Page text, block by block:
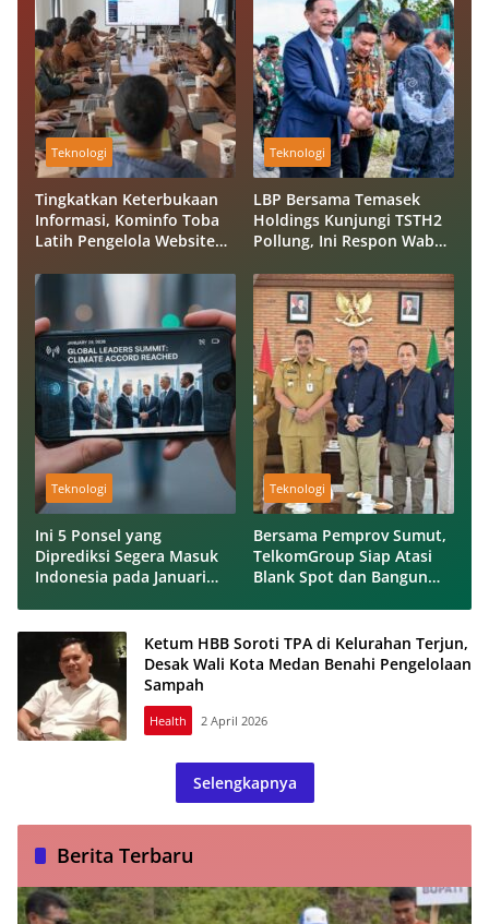
Teknologi
Tingkatkan Keterbukaan
Informasi, Kominfo Toba
Latih Pengelola Website
Teknologi
LBP Bersama Temasek
Holdings Kunjungi TSTH2
Pollung, Ini Respon Wabup
Teknologi
Ini 5 Ponsel yang
Diprediksi Segera Masuk
Indonesia pada Januari
Teknologi
Bersama Pemprov Sumut,
TelkomGroup Siap Atasi
Blank Spot dan Bangun
Ketum HBB Soroti TPA di Kelurahan Terjun,
Desak Wali Kota Medan Benahi Pengelolaan
Sampah
Health 2 April 2026
Selengkapnya
Berita Terbaru